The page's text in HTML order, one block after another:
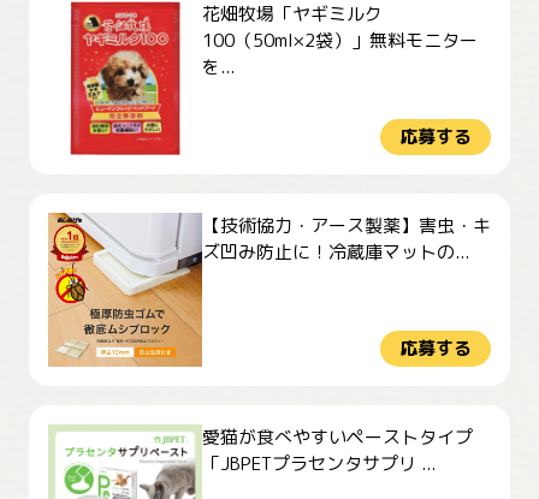
花畑牧場「ヤギミルク
100（50ml×2袋）」無料モニター
を...
応募する
【技術協力・アース製薬】害虫・キ
ズ凹み防止に！冷蔵庫マットの...
応募する
愛猫が食べやすいペーストタイプ
「JBPETプラセンタサプリ ...